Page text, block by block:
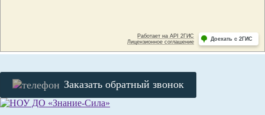
Заказать обратный звонок